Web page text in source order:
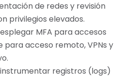
de redes y revisión
privilegios elevados.
MFA para accesos
acceso remoto, VPNs y
registros (logs)